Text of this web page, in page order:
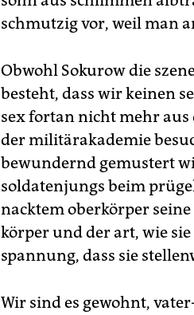
schmutzig vor, weil man
Obwohl Sokurow die
besteht, dass wir keinen
sex fortan nicht mehr aus
der militärakademie
bewundernd gemustert
soldatenjungs beim
nacktem oberkörper
körper und der art, wie
spannung, dass sie
Wir sind es gewohnt,